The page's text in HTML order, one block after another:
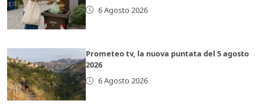
6 Agosto 2026
Prometeo tv, la nuova puntata del 5 agosto
2026
6 Agosto 2026